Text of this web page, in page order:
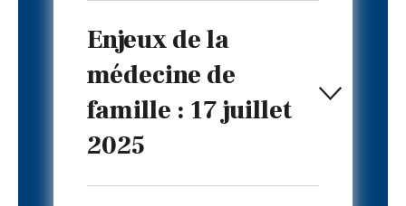
Enjeux de la
médecine de
famille : 17 juillet
2025